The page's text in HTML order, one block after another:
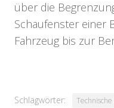
über die
Schaufenster einer
Fahrzeug bis zur
Schlagwörter: